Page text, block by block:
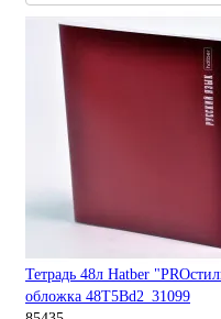
Тетрадь 48л Hatber
обложка 48Т5Bd2_31099